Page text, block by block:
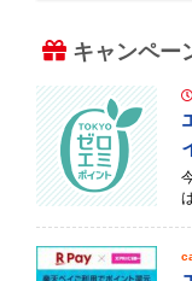
キャンペー